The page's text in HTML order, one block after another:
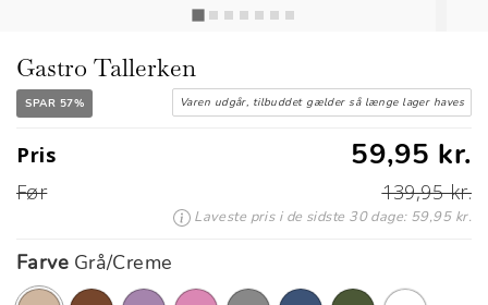
Gastro Tallerken
SPAR 57% Varen udgår, tilbuddet gælder så længe lager haves
Pris 59,95 kr.
Før 139,95 kr.
Laveste pris i de sidste 30 dage: 59,95 kr.
Farve Grå/Creme